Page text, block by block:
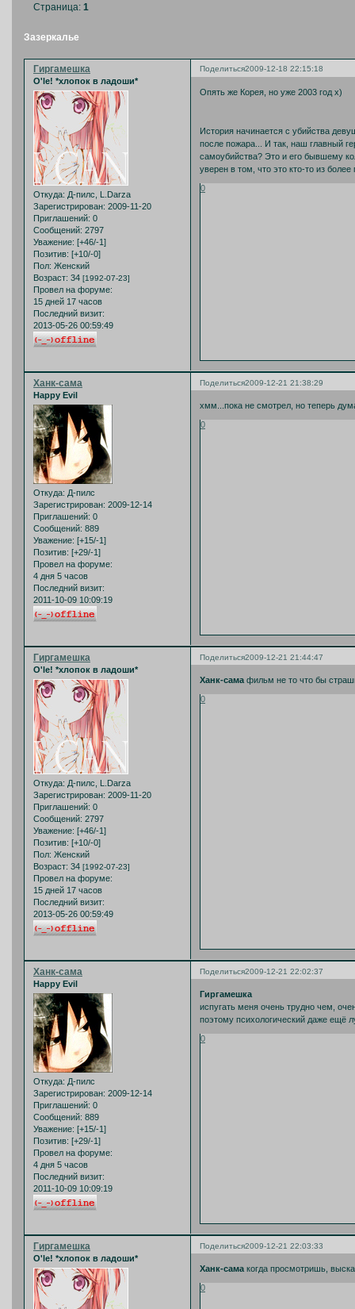
Зазеркалье
Страница:1
Поделиться2009-12-18 22:15:18
Гиргамешка
O'le! *хлопок в ладоши*
Откуда: Д-пилс, L.Darza
Зарегистрирован: 2009-11-20
Приглашений: 0
Сообщений: 2797
Уважение: [+46/-1]
Позитив: [+10/-0]
Пол: Женский
Возраст: 34 [1992-07-23]
Провел на форуме:
15 дней 17 часов
Последний визит:
2013-05-26 00:59:49
Опять же Корея, но уже 2003 год х)
История начинается с убийства
после пожара... И так, наш главный
самоубийства? Это и его бывшему
уверен в том, что это кто-то из
0
Поделиться2009-12-21 21:38:29
Ханк-сама
Happy Evil
Откуда: Д-пилс
Зарегистрирован: 2009-12-14
Приглашений: 0
Сообщений: 889
Уважение: [+15/-1]
Позитив: [+29/-1]
Провел на форуме:
4 дня 5 часов
Последний визит:
2011-10-09 10:09:19
хмм...пока не смотрел, но теперь
0
Поделиться2009-12-21 21:44:47
Гиргамешка
O'le! *хлопок в ладоши*
Откуда: Д-пилс, L.Darza
Зарегистрирован: 2009-11-20
Приглашений: 0
Сообщений: 2797
Уважение: [+46/-1]
Позитив: [+10/-0]
Пол: Женский
Возраст: 34 [1992-07-23]
Провел на форуме:
15 дней 17 часов
Последний визит:
2013-05-26 00:59:49
Ханк-сама фильм не то что бы
0
Поделиться2009-12-21 22:02:37
Ханк-сама
Happy Evil
Откуда: Д-пилс
Зарегистрирован: 2009-12-14
Приглашений: 0
Сообщений: 889
Уважение: [+15/-1]
Позитив: [+29/-1]
Провел на форуме:
4 дня 5 часов
Последний визит:
2011-10-09 10:09:19
Гиргамешка
испугать меня очень трудно чем,
поэтому психологический даже ещё
0
Поделиться2009-12-21 22:03:33
Гиргамешка
O'le! *хлопок в ладоши*
Ханк-сама когда просмотришь,
0